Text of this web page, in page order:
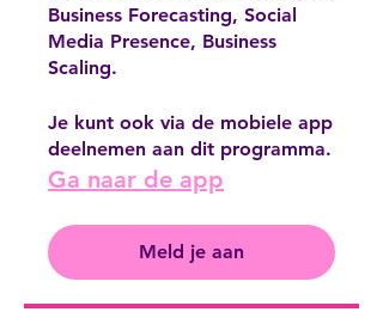
Business Forecasting, Social
Media Presence, Business
Scaling.
Je kunt ook via de mobiele app
deelnemen aan dit programma.
Ga naar de app
Meld je aan